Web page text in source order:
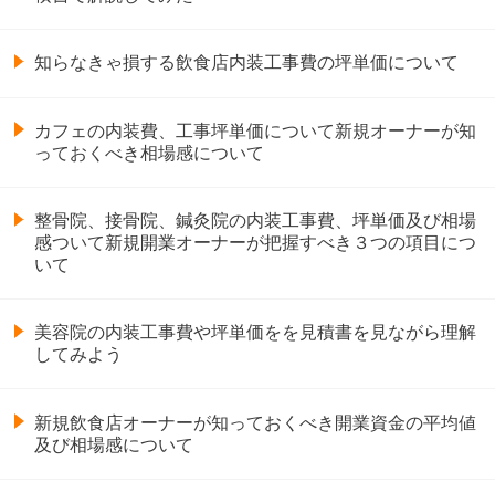
知らなきゃ損する飲食店内装工事費の坪単価について
カフェの内装費、工事坪単価について新規オーナーが知
っておくべき相場感について
整骨院、接骨院、鍼灸院の内装工事費、坪単価及び相場
感ついて新規開業オーナーが把握すべき３つの項目につ
いて
美容院の内装工事費や坪単価をを見積書を見ながら理解
してみよう
新規飲食店オーナーが知っておくべき開業資金の平均値
及び相場感について